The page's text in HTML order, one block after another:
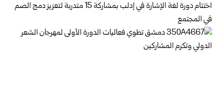
اختتام دورة لغة الإشارة في إدلب بمشاركة 15 متدربة لتعزيز دمج الصم
في المجتمع